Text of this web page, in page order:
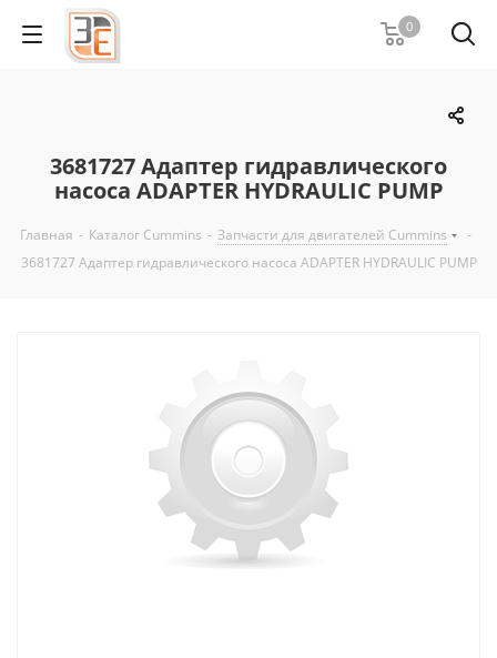
0
3681727 Адаптер гидравлического
насоса ADAPTER HYDRAULIC PUMP
Главная - Каталог Cummins - Запчасти для двигателей Cummins
-
3681727 Адаптер гидравлического насоса ADAPTER HYDRAULIC PUMP